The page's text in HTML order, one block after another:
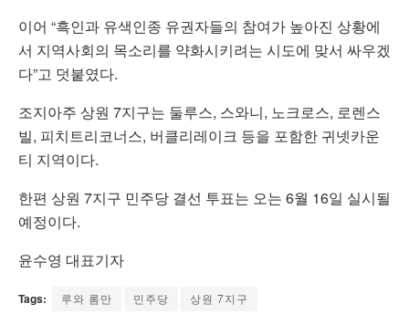
이어 “흑인과 유색인종 유권자들의 참여가 높아진 상황에
서 지역사회의 목소리를 약화시키려는 시도에 맞서 싸우겠
다”고 덧붙였다.
조지아주 상원 7지구는 둘루스, 스와니, 노크로스, 로렌스
빌, 피치트리코너스, 버클리레이크 등을 포함한 귀넷카운
티 지역이다.
한편 상원 7지구 민주당 결선 투표는 오는 6월 16일 실시될
예정이다.
윤수영 대표기자
Tags: 루와 롬만 민주당 상원 7지구